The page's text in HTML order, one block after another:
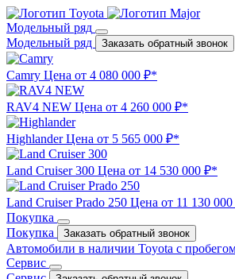
Модельный ряд
Модельный ряд
Заказать обратный звонок
Camry Цена от 4 080 000 ₽*
RAV4 NEW Цена от 4 260 000 ₽*
Highlander Цена от 5 565 000 ₽*
Land Cruiser 300 Цена от 14 530 000 ₽*
Land Cruiser Prado 250 Цена от 11 130
Покупка
Покупка
Заказать обратный звонок
Автомобили в наличии Toyota с
Сервис